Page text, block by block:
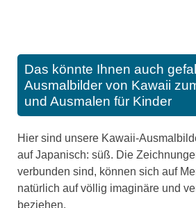
Das könnte Ihnen auch
Ausmalbilder von Kawaii
und Ausmalen für Kinder
Hier sind unsere Kawaii-
auf Japanisch: süß. Die
verbunden sind, können sich auf
natürlich auf völlig imaginäre und
beziehen.